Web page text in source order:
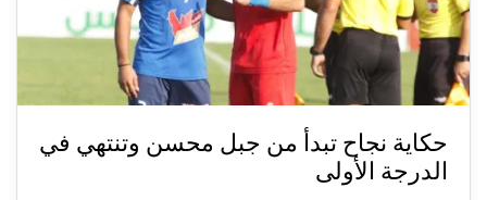
حكاية نجاح تبدأ من جبل محسن وتنتهي في
الدرجة الأولى